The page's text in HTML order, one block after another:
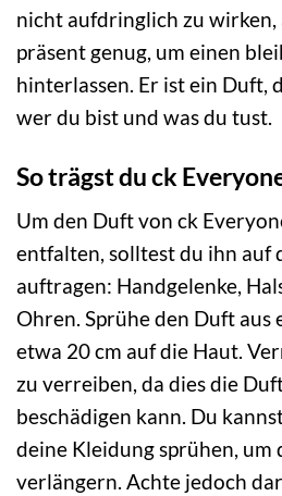
nicht aufdringlich zu wirken,
präsent genug, um einen
hinterlassen. Er ist ein Duft,
wer du bist und was du tust.
So trägst du ck
Um den Duft von ck
entfalten, solltest du ihn auf
auftragen: Handgelenke,
Ohren. Sprühe den Duft
etwa 20 cm auf die Haut.
zu verreiben, da dies die
beschädigen kann. Du
deine Kleidung sprühen, um
verlängern. Achte jedoch